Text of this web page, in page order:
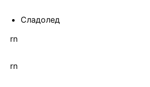
Сладолед
rn
rn